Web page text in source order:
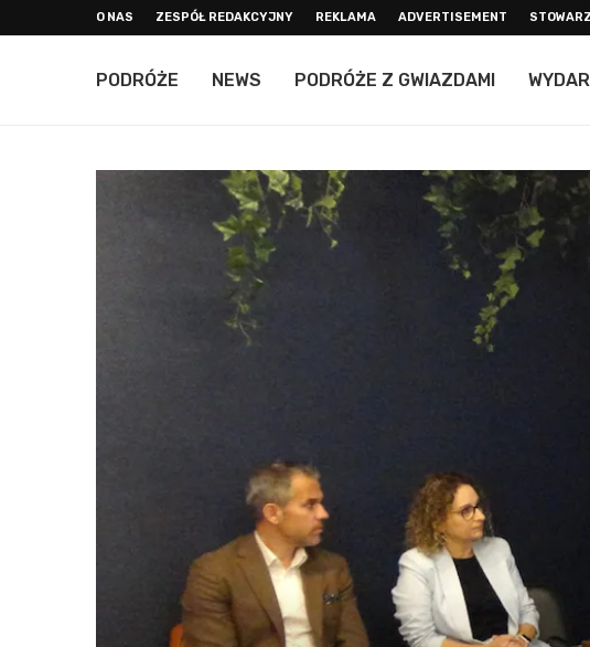
O NAS ZESPÓŁ REDAKCYJNY REKLAMA ADVERTISEMENT
PODRÓŻE NEWS PODRÓŻE Z GWIAZDAMI